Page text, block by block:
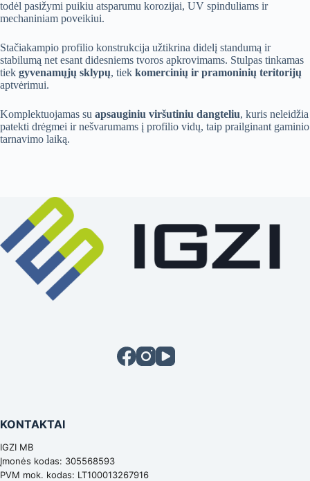
todėl pasižymi puikiu atsparumu korozijai, UV spinduliams ir
mechaniniam poveikiui.
Stačiakampio profilio konstrukcija užtikrina didelį standumą ir
stabilumą net esant didesniems tvoros apkrovimams. Stulpas tinkamas
tiek gyvenamųjų sklypų, tiek komercinių ir pramoninių teritorijų
aptvėrimui.
Komplektuojamas su apsauginiu viršutiniu dangteliu, kuris neleidžia
patekti drėgmei ir nešvarumams į profilio vidų, taip prailginant gaminio
tarnavimo laiką.
KONTAKTAI
IGZI MB
Įmonės kodas: 305568593
PVM mok. kodas: LT100013267916